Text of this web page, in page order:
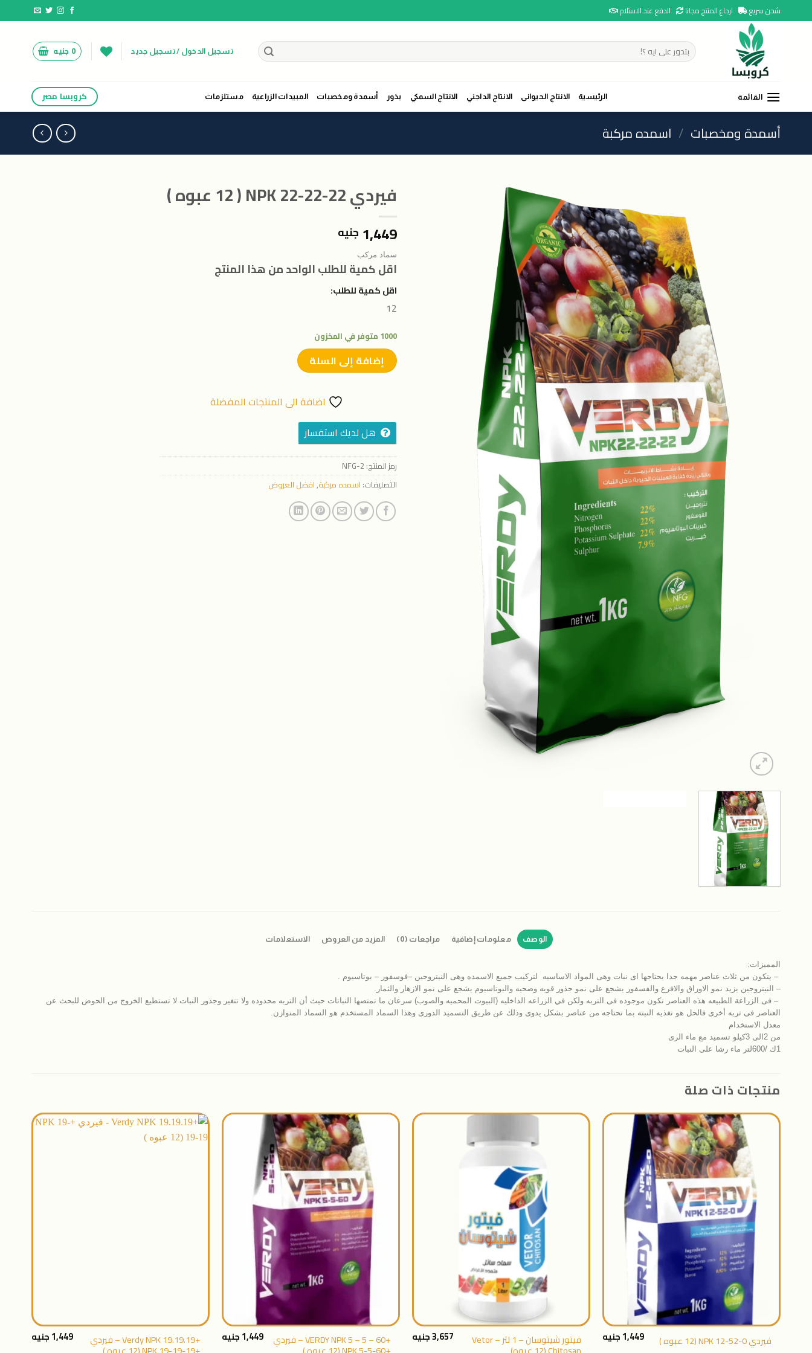
to
شحن سريع ارجاع المنتج مجانا الدفع عند الاستلام
البحث
عن:
تسجيل الدخول / تسجيل جديد 0 جنيه
القائمة الرئيسية الانتاج الحيوانى الانتاج الداجني الانتاج السمكي بذور أسمدة ومخصبات المبيدات الزراعية مستلزمات كروبسا مصر
أسمدة ومخصبات / اسمده مركبة
فيردي NPK 22-22-22 ( 12 عبوه )
1,449 جنيه
سماد مركب
اقل كمية للطلب الواحد من هذا المنتج
اقل كمية للطلب:
12
1000 متوفر في المخزون
إضافة إلى السلة
اضافة الى المنتجات المفضلة
هل لديك استفسار
رمز المنتج: NFG-2
التصنيفات: اسمده مركبة,افضل العروض
الوصف معلومات إضافية مراجعات (0) المزيد من العروض الاستعلامات
المميزات:
– يتكون من ثلاث عناصر مهمه جدا يحتاجها اى نبات وهى المواد الاساسيه لتركيب جميع الاسمده وهى النيتروجين –فوسفور – بوتاسيوم .
– النيتروجين يزيد نمو الاوراق والافرع والفسفور يشجع على نمو جذور قويه وصحيه والبوتاسيوم يشجع على نمو الازهار والثمار.
– فى الزراعة الطبيعه هذه العناصر تكون موجوده فى التربه ولكن في الزراعه الداخليه (البيوت المحميه والصوب) سرعان ما تمتصها النباتات حيث أن التربه محدوده ولا تتغير وجذور النبات لا تستطيع الخروج من الحوض للبحث عن
العناصر فى تربه أخرى فالحل هو تغذيه النبته بما تحتاجه من عناصر بشكل يدوى وذلك عن طريق التسميد الدورى وهذا السماد المستخدم هو السماد المتوازن.
معدل الاستخدام
من 2الى 3كيلو تسميد مع ماء الرى
1ك /600لتر ماء رشا على النبات
منتجات ذات صلة
المفضلة
فيردي NPK 12-52-0 (12 عبوه ) 1,449جنيه فيتور شيتوسان – 1 لتر – Vetor 3,657جنيه +VERDY NPK 5 – 5 – 60 – فيردي 1,449جنيه +Verdy NPK 19.19.19 – فيردي 1,449جنيه